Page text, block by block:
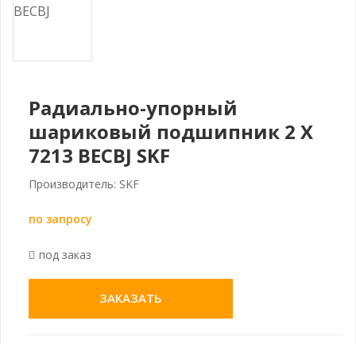
Радиально-упорный
шариковый подшипник 2 X
7213 BECBJ SKF
Производитель: SKF
по запросу
под заказ
ЗАКАЗАТЬ